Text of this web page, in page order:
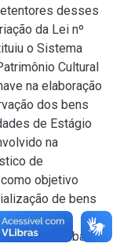
desses
da Lei nº
o Sistema
Cultural
na elaboração
dos bens
de Estágio
na
de
objetivo
de bens
em
conhecer bases